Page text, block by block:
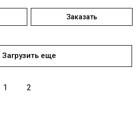
Заказать
Загрузить еще
1 2